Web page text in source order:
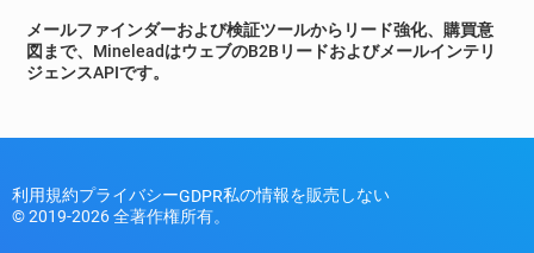
メールファインダーおよび検証ツールからリード強化、購買意
図まで、MineleadはウェブのB2Bリードおよびメールインテリ
ジェンスAPIです。
利用規約プライバシーGDPR私の情報を販売しない
© 2019-2026 全著作権所有。